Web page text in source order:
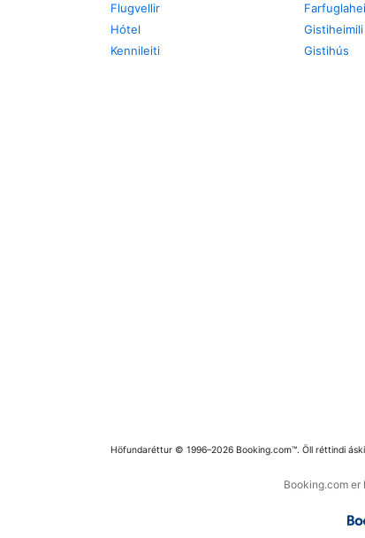
Flugvellir
Hótel
Kennileiti
Gistiheimili
Gistihús
Höfundaréttur © 1996–2026 Booking.com™. Öll réttindi
Booking.com er